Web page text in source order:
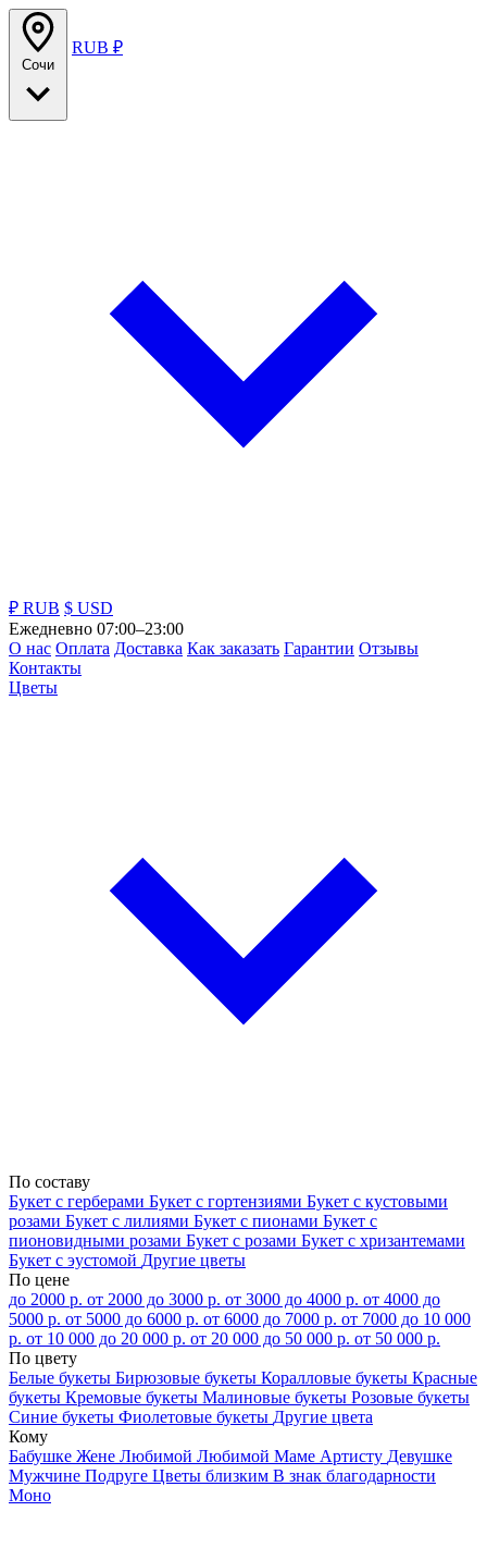
Сочи
RUB ₽
₽ RUB $ USD
Ежедневно 07:00–23:00
О нас Оплата Доставка Как заказать Гарантии Отзывы
Контакты
Цветы
По составу
Букет с герберами Букет с гортензиями Букет с кустовыми
розами Букет с лилиями Букет с пионами Букет с
пионовидными розами Букет с розами Букет с хризантемами
Букет с эустомой Другие цветы
По цене
до 2000 р. от 2000 до 3000 р. от 3000 до 4000 р. от 4000 до
5000 р. от 5000 до 6000 р. от 6000 до 7000 р. от 7000 до 10 000
р. от 10 000 до 20 000 р. от 20 000 до 50 000 р. от 50 000 р.
По цвету
Белые букеты Бирюзовые букеты Коралловые букеты Красные
букеты Кремовые букеты Малиновые букеты Розовые букеты
Синие букеты Фиолетовые букеты Другие цвета
Кому
Бабушке Жене Любимой Любимой Маме Артисту Девушке
Мужчине Подруге Цветы близким В знак благодарности
Моно